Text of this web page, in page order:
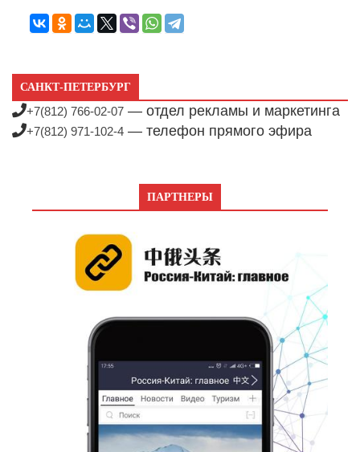
САНКТ-ПЕТЕРБУРГ
+7(812) 766-02-07 — отдел рекламы и маркетинга
+7(812) 971-102-4 — телефон прямого эфира
ПАРТНЕРЫ